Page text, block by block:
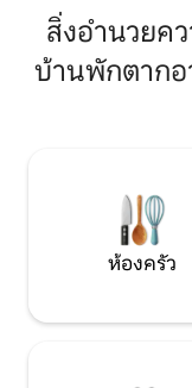
ชุดทั้งหลังได้รับการ
เชื้ออย่างทั่วถึงเพื่
ผู้เข้าพักที่มีสัตว์เลี้ยง
เติม 10 ยูโรต่อคืนสำห
สิ่งอำนวยค
บ้านพักตากอ
ห้องครัว